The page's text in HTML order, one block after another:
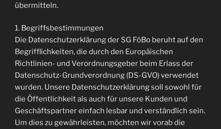
übermitteln.
1. Begriffsbestimmungen
Die Datenschutzerklärung der SG FöBo beruht auf den
Begrifflichkeiten, die durch den Europäischen
Richtlinien- und Verordnungsgeber beim Erlass der
Datenschutz-Grundverordnung (DS-GVO) verwendet
wurden. Unsere Datenschutzerklärung soll sowohl für
die Öffentlichkeit als auch für unsere Kunden und
Geschäftspartner einfach lesbar und verständlich sein.
Um dies zu gewährleisten, möchten wir vorab die